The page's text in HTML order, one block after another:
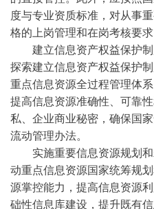
度与专业资质标准，对从事
格的上岗管理和在岗考核要求
建立信息资产权益保护
探索建立信息资产权益保护
重点信息资源全过程管理体
提高信息资源准确性、可靠
私、企业商业秘密，确保国
流动管理办法。
实施重要信息资源规划
动重点信息资源国家统筹规
源掌控能力，提高信息资源
础性信息库建设，提升既有